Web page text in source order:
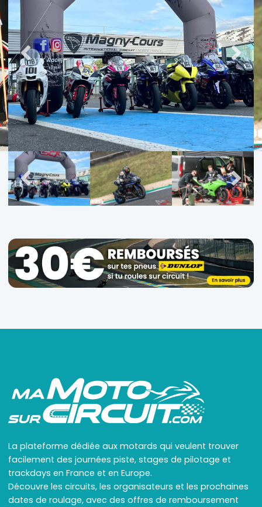
La plateforme dédiée aux motards qui veulent trouver
facilement des journées piste, stages de pilotage et
trackdays en France et en Europe.
Découvre les circuits, les organisateurs et les prochaines
dates de roulage, avec des offres de remboursement